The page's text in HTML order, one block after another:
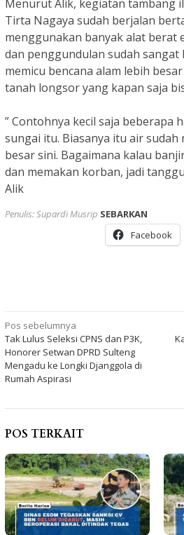
Menurut Alik, kegiatan tambang
Tirta Nagaya sudah berjalan
menggunakan banyak alat berat
dan penggundulan sudah
memicu bencana alam lebih
tanah longsor yang kapan saja
” Contohnya kecil saja beberapa
sungai itu. Biasanya itu air sudah
besar sini. Bagaimana kalau
dan memakan korban, jadi
Alik
Penulis: Supardi Musrip SEBARKAN
Facebook
Navigasi
pos
Pos sebelumnya
Tak Lulus Seleksi CPNS dan P3K,
Honorer Setwan DPRD Sulteng
Mengadu ke Longki Djanggola di
Rumah Aspirasi
POS TERKAIT